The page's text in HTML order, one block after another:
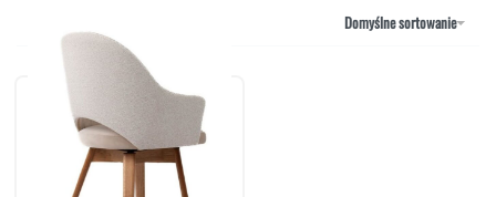
STOŁY
SZAFKI I KOMODY
Domyślne sortowanie